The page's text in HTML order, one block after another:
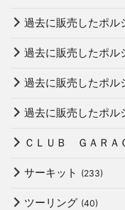
過去に販売したポル
過去に販売したポル
過去に販売したポル
過去に販売したポル
ＣＬＵＢ ＧＡＲＡ
サーキット (233)
ツーリング (40)